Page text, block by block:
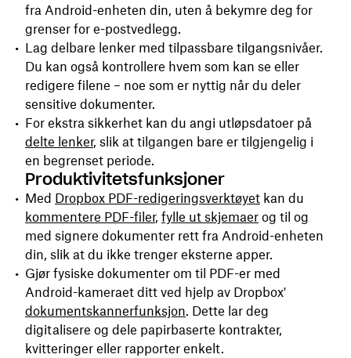
fra Android-enheten din, uten å bekymre deg for
grenser for e-postvedlegg.
Lag delbare lenker med tilpassbare tilgangsnivåer.
Du kan også kontrollere hvem som kan se eller
redigere filene – noe som er nyttig når du deler
sensitive dokumenter.
For ekstra sikkerhet kan du angi utløpsdatoer på
delte lenker, slik at tilgangen bare er tilgjengelig i
en begrenset periode.
Produktivitetsfunksjoner
Med Dropbox PDF-redigeringsverktøyet kan du
kommentere PDF-filer, fylle ut skjemaer og til og
med signere dokumenter rett fra Android-enheten
din, slik at du ikke trenger eksterne apper.
Gjør fysiske dokumenter om til PDF-er med
Android-kameraet ditt ved hjelp av Dropbox'
dokumentskannerfunksjon. Dette lar deg
digitalisere og dele papirbaserte kontrakter,
kvitteringer eller rapporter enkelt.